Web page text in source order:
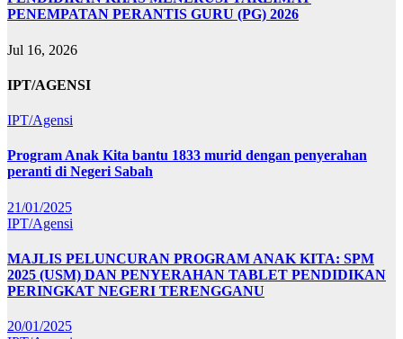
PENEMPATAN PERANTIS GURU (PG) 2026
Jul 16, 2026
IPT/AGENSI
IPT/Agensi
Program Anak Kita bantu 1833 murid dengan penyerahan
peranti di Negeri Sabah
21/01/2025
IPT/Agensi
MAJLIS PELUNCURAN PROGRAM ANAK KITA: SPM
2025 (USM) DAN PENYERAHAN TABLET PENDIDIKAN
PERINGKAT NEGERI TERENGGANU
20/01/2025